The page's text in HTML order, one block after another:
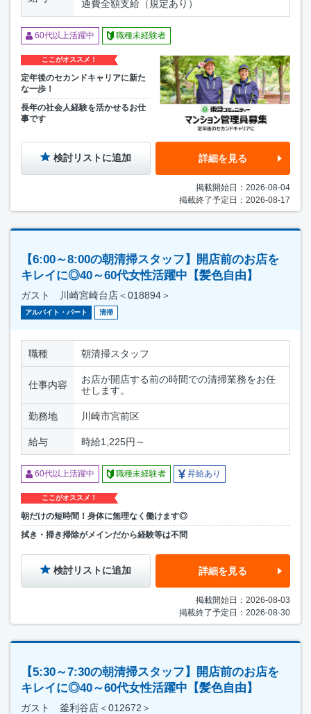
通費全額支給（規定あり）
60代以上活躍中 職種未経験者
ここがオススメ！
定年後のセカンドキャリアに新た
な一歩！
長年の社会人経験を活かせるお仕
事です
検討リストに追加 詳細を見る
掲載開始日：2026-08-04
掲載終了予定日：2026-08-17
【6:00～8:00の朝清掃スタッフ】開店前のお店を
キレイに◎40～60代女性活躍中【髪色自由】
ガスト 川崎宮崎台店＜018894＞
アルバイト・パート 清掃
職種 朝清掃スタッフ
仕事内容
お店が開店する前の時間での清掃業務をお任
せします。
勤務地 川崎市宮前区
給与 時給1,225円～
60代以上活躍中 職種未経験者 昇給あり
ここがオススメ！
朝だけの短時間！身体に無理なく働けます◎
拭き・掃き掃除がメインだから経験等は不問
検討リストに追加 詳細を見る
掲載開始日：2026-08-03
掲載終了予定日：2026-08-30
【5:30～7:30の朝清掃スタッフ】開店前のお店を
キレイに◎40～60代女性活躍中【髪色自由】
ガスト 釜利谷店＜012672＞